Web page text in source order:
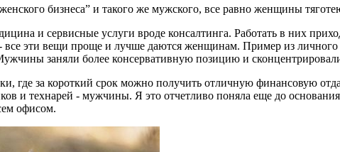
бизнеса” и такого же мужского, все равно женщины
и сервисные услуги вроде консалтинга. Работать в них
все эти вещи проще и лучше даются женщинам. Пример из
заняли более консервативную позицию и
где за короткий срок можно получить отличную финансовую
и технарей - мужчины. Я это отчетливо поняла еще до
офисом.